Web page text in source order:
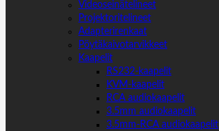
Videoseinätelineet
Projektoritelineet
Adapterirenkaat
Pöytäkaivotarvikkeet
Kaapelit
RS232-kaapelit
KVM-kaapelit
RCA audiokaapelit
3.5mm audiokaapelit
3.5mm-RCA audiokaapelit